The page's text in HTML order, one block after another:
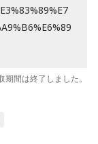
間は終了しました。